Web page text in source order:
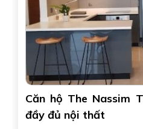
Căn hộ The Nassim
đầy đủ nội thất